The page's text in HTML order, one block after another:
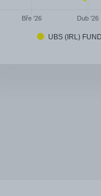
UBS (IRL)
Bře '26 Dub '26